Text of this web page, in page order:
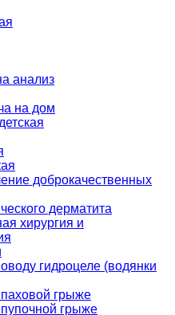
анализ
на дом
доброкачественных
дерматита
хирургия и
гидроцеле (водянки
грыже
грыже